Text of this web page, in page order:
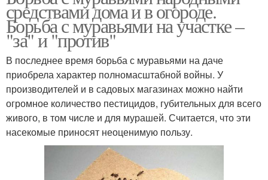
средствами дома и в огороде.
Борьба с муравьями на участке –
"за" и "против"
В последнее время борьба с муравьями на даче
приобрела характер полномасштабной войны. У
производителей и в садовых магазинах можно найти
огромное количество пестицидов, губительных для всего
живого, в том числе и для мурашей. Считается, что эти
насекомые приносят неоценимую пользу.